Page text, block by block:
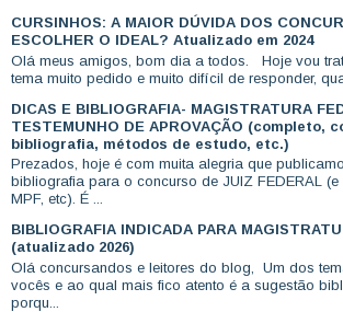
CURSINHOS: A MAIOR DÚVIDA DOS
ESCOLHER O IDEAL? Atualizado em 2024
Olá meus amigos, bom dia a todos. Hoje vou
tema muito pedido e muito difícil de responder,
DICAS E BIBLIOGRAFIA- MAGISTRATURA
TESTEMUNHO DE APROVAÇÃO (completo,
bibliografia, métodos de estudo, etc.)
Prezados, hoje é com muita alegria que
bibliografia para o concurso de JUIZ FEDERAL (e
MPF, etc). É ...
BIBLIOGRAFIA INDICADA PARA
(atualizado 2026)
Olá concursandos e leitores do blog, Um dos
vocês e ao qual mais fico atento é a sugestão
porqu...